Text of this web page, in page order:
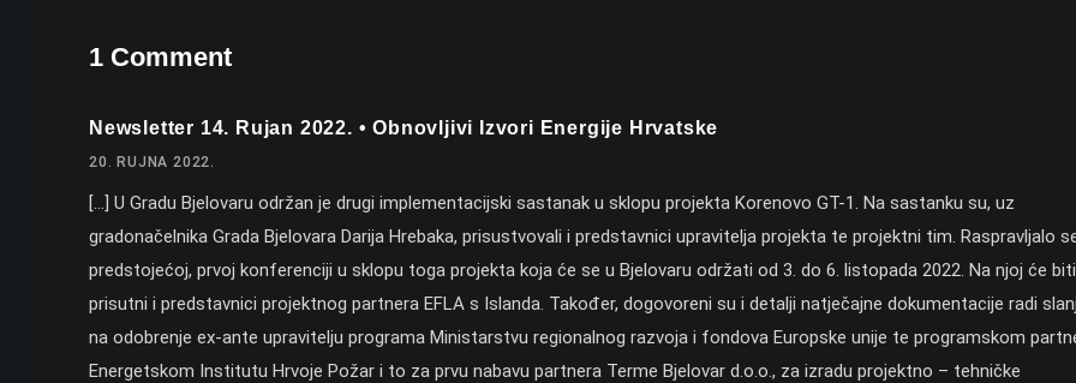
1 Comment
Newsletter 14. Rujan 2022. • Obnovljivi Izvori Energije Hrvatske
20. RUJNA 2022.
[…] U Gradu Bjelovaru održan je drugi implementacijski sastanak u sklopu projekta Korenovo GT-1. Na sastanku su, uz
gradonačelnika Grada Bjelovara Darija Hrebaka, prisustvovali i predstavnici upravitelja projekta te projektni tim. Raspravljalo
predstojećoj, prvoj konferenciji u sklopu toga projekta koja će se u Bjelovaru održati od 3. do 6. listopada 2022. Na njoj će biti
prisutni i predstavnici projektnog partnera EFLA s Islanda. Također, dogovoreni su i detalji natječajne dokumentacije radi
na odobrenje ex-ante upravitelju programa Ministarstvu regionalnog razvoja i fondova Europske unije te programskom
Energetskom Institutu Hrvoje Požar i to za prvu nabavu partnera Terme Bjelovar d.o.o., za izradu projektno – tehničke